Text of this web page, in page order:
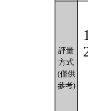
評量
方式
(僅供
參考)